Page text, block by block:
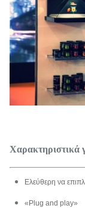
Χαρακτηριστικά
Ελεύθερη να
«Plug and play»